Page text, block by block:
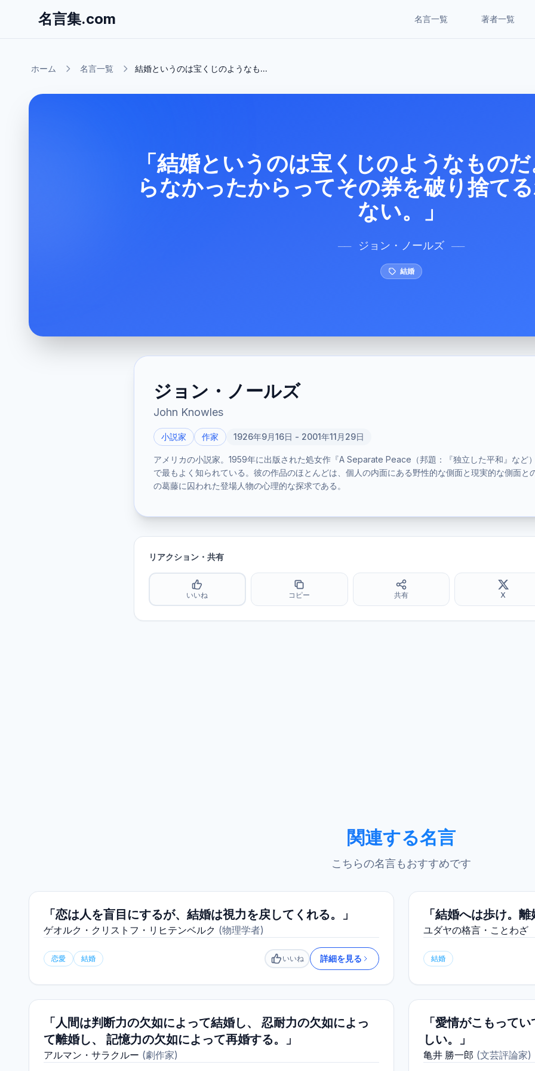
名言集.com 名言一覧 著者一覧
ホーム 名言一覧 結婚というのは宝くじのようなも...
「結婚というのは宝くじのようなもの
らなかったからってその券を破り捨て
ない。」
── ジョン・ノールズ ──
結婚
ジョン・ノールズ
John Knowles
小説家 作家 1926年9月16日 - 2001年11月29日
アメリカの小説家。1959年に出版された処女作『A Separate Peace（邦題：『独立した平和』など
で最もよく知られている。彼の作品のほとんどは、個人の内面にある野性的な側面と現実的な側面と
の葛藤に囚われた登場人物の心理的な探求である。
リアクション・共有
いいね コピー 共有 X
関連する名言
こちらの名言もおすすめです
「恋は人を盲目にするが、結婚は視力を戻してくれる。」
ゲオルク・クリストフ・リヒテンベルク (物理学者)
恋愛 結婚 いいね
いいね 詳細を見る
「結婚へは歩け。
ユダヤの格言・ことわざ
結婚
「人間は判断力の欠如によって結婚し、 忍耐力の欠如によっ
て離婚し、 記憶力の欠如によって再婚する。」
アルマン・サラクルー (劇作家)
「愛情がこもって
しい。」
亀井 勝一郎 (文芸評論家)